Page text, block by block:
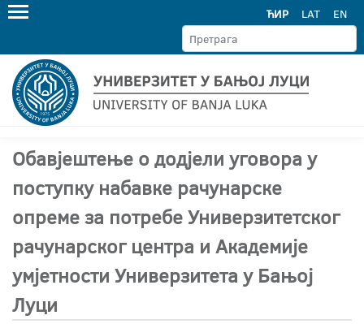
ЋИР LAT EN
Oбавјештење о додјели уговора у
поступку набавке рачунарске
опреме за потребе Универзитетског
рачунарског центра и Академије
умјетности Универзитета у Бањој
Луци